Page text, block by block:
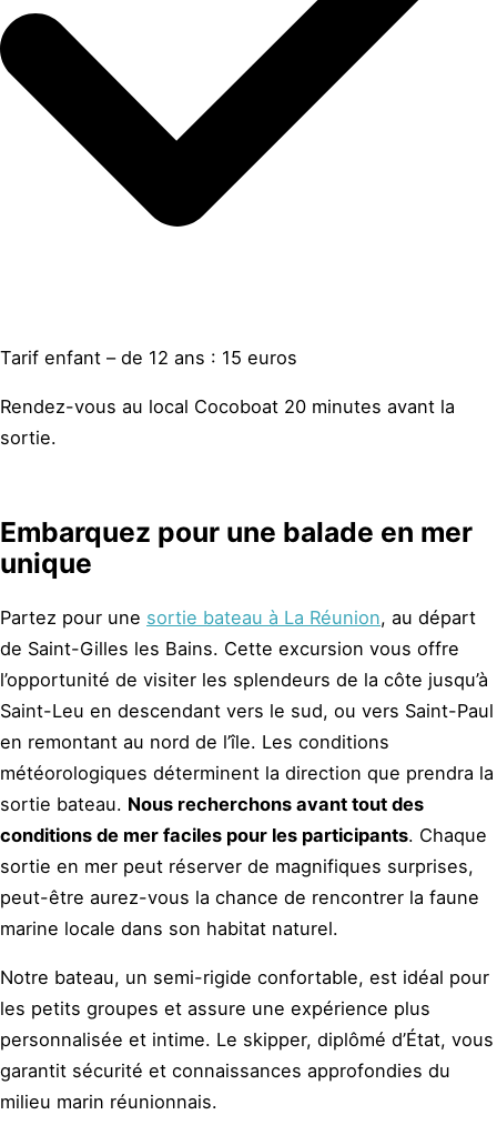
Tarif enfant – de 12 ans : 15 euros
Rendez-vous au local Cocoboat 20 minutes avant la
sortie.
Embarquez pour une balade en mer
unique
Partez pour une sortie bateau à La Réunion, au départ
de Saint-Gilles les Bains. Cette excursion vous offre
l’opportunité de visiter les splendeurs de la côte jusqu’à
Saint-Leu en descendant vers le sud, ou vers Saint-Paul
en remontant au nord de l’île. Les conditions
météorologiques déterminent la direction que prendra la
sortie bateau. Nous recherchons avant tout des
conditions de mer faciles pour les participants. Chaque
sortie en mer peut réserver de magnifiques surprises,
peut-être aurez-vous la chance de rencontrer la faune
marine locale dans son habitat naturel.
Notre bateau, un semi-rigide confortable, est idéal pour
les petits groupes et assure une expérience plus
personnalisée et intime. Le skipper, diplômé d’État, vous
garantit sécurité et connaissances approfondies du
milieu marin réunionnais.